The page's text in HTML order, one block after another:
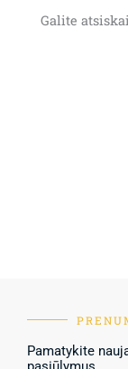
Galite
Pamatykite